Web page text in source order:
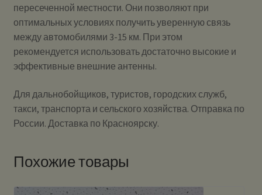
пересеченной местности. Они позволяют при
оптимальных условиях получить уверенную связь
между автомобилями 3-15 км. При этом
рекомендуется использовать достаточно высокие и
эффективные внешние антенны.
Для дальнобойщиков, туристов, городских служб,
такси, транспорта и сельского хозяйства. Отправка по
России. Доставка по Красноярску.
Похожие товары